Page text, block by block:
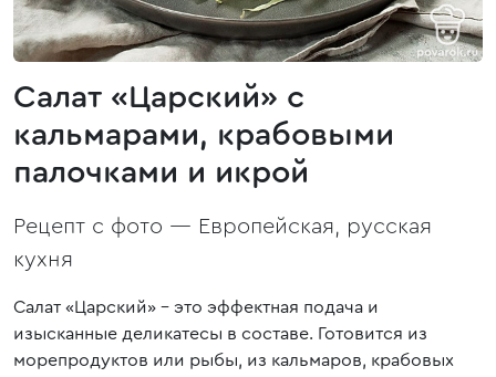
Салат «Царский» с
кальмарами, крабовыми
палочками и икрой
Рецепт с фото — Европейская, русская
кухня
Салат «Царский» – это эффектная подача и
изысканные деликатесы в составе. Готовится из
морепродуктов или рыбы, из кальмаров, крабовых